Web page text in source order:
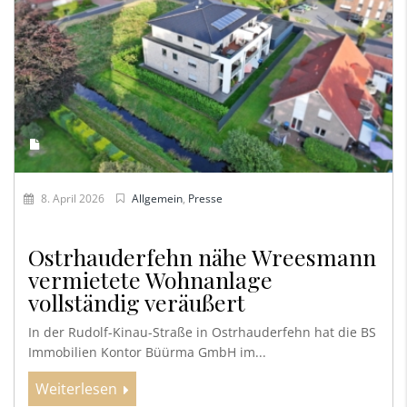
8. April 2026 Allgemein, Presse
Ostrhauderfehn nähe Wreesmann
vermietete Wohnanlage
vollständig veräußert
In der Rudolf-Kinau-Straße in Ostrhauderfehn hat die BS
Immobilien Kontor Büürma GmbH im...
Weiterlesen